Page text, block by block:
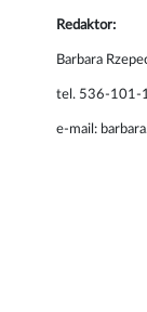
Redaktor:
Barbara
tel. 536-101-
e-mail: